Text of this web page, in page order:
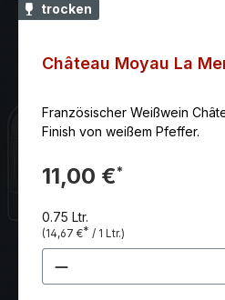
trocken
Château Moyau La
Französischer Weißwein
Finish von weißem Pfeffer.
11,00 €*
0.75 Ltr.
(14,67 €* / 1 Ltr.)
Produkt